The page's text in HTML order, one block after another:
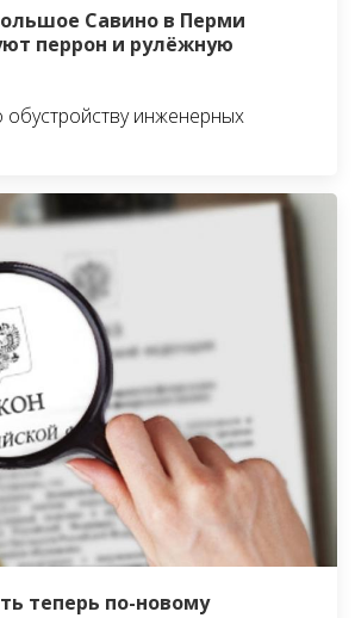
Савино в Перми
перрон и рулёжную
инженерных
теперь по-новому